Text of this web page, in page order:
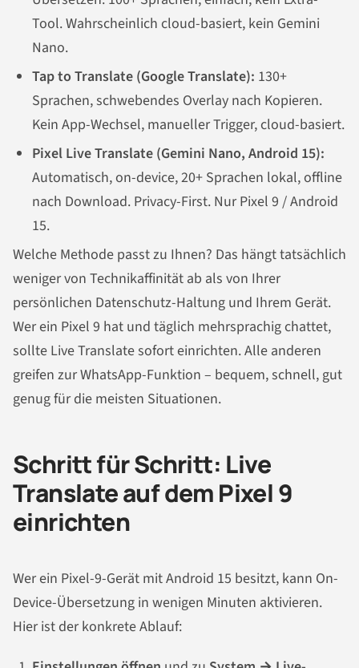
Tool. Wahrscheinlich cloud-basiert, kein Gemini
Nano.
Tap to Translate (Google Translate): 130+
Sprachen, schwebendes Overlay nach Kopieren.
Kein App-Wechsel, manueller Trigger, cloud-basiert.
Pixel Live Translate (Gemini Nano, Android 15):
Automatisch, on-device, 20+ Sprachen lokal, offline
nach Download. Privacy-First. Nur Pixel 9 / Android
15.
Welche Methode passt zu Ihnen? Das hängt tatsächlich
weniger von Technikaffinität ab als von Ihrer
persönlichen Datenschutz-Haltung und Ihrem Gerät.
Wer ein Pixel 9 hat und täglich mehrsprachig chattet,
sollte Live Translate sofort einrichten. Alle anderen
greifen zur WhatsApp-Funktion – bequem, schnell, gut
genug für die meisten Situationen.
Schritt für Schritt: Live
Translate auf dem Pixel 9
einrichten
Wer ein Pixel-9-Gerät mit Android 15 besitzt, kann On-
Device-Übersetzung in wenigen Minuten aktivieren.
Hier ist der konkrete Ablauf: